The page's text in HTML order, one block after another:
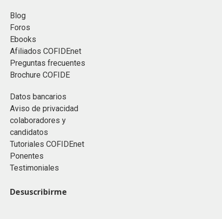
Blog
Foros
Ebooks
Afiliados COFIDEnet
Preguntas frecuentes
Brochure COFIDE
Datos bancarios
Aviso de privacidad
colaboradores y
candidatos
Tutoriales COFIDEnet
Ponentes
Testimoniales
Desuscribirme